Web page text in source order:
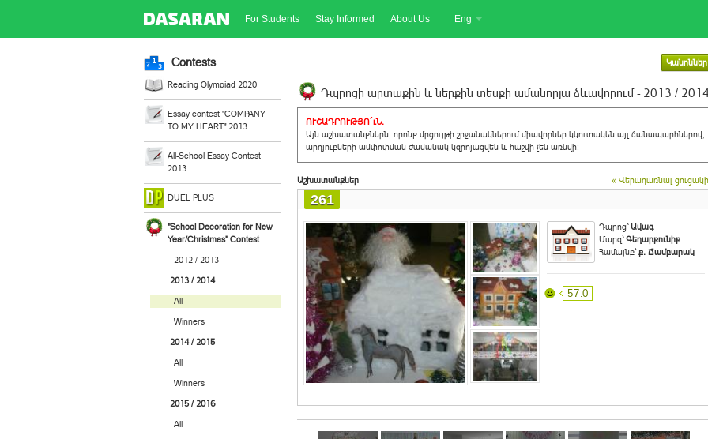
For Students Stay Informed About Us Eng
Contests Կանոններ
Reading Olympiad 2020
Essay contest "COMPANY
TO MY HEART" 2013
All-School Essay Contest
2013
DUEL PLUS
"School Decoration for New
Year/Christmas" Contest
2012 / 2013
2013 / 2014
All
Winners
2014 / 2015
All
Winners
2015 / 2016
All
Դպրոցի արտաքին և ներքին տեսքի ամանորյա ձևավորում - 2013 / 2014
ՈՒՇԱԴՐՈՒԹՅՈ´ւՆ.
Այն աշխատանքներն, որոնք մրցույթի շրջանակներում միավորներ կկուտակեն այլ ճանապարհներով,
արդյուքների ամփոփման ժամանակ կզրոյացվեն և հաշվի չեն առնվի:
Աշխատանքներ « Վերադառնալ
261
Դպրոց`Ավագ
Մարզ`Գեղարքունիք
Համայնք`ք. Ճամբարակ
57.0